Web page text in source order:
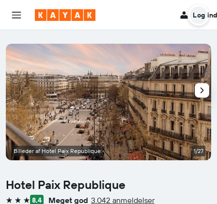
Log
Hotel Paix Republique
8,4 Meget god 3.042 anmeldelser
Billeder af Hotel Paix Republique 1/27